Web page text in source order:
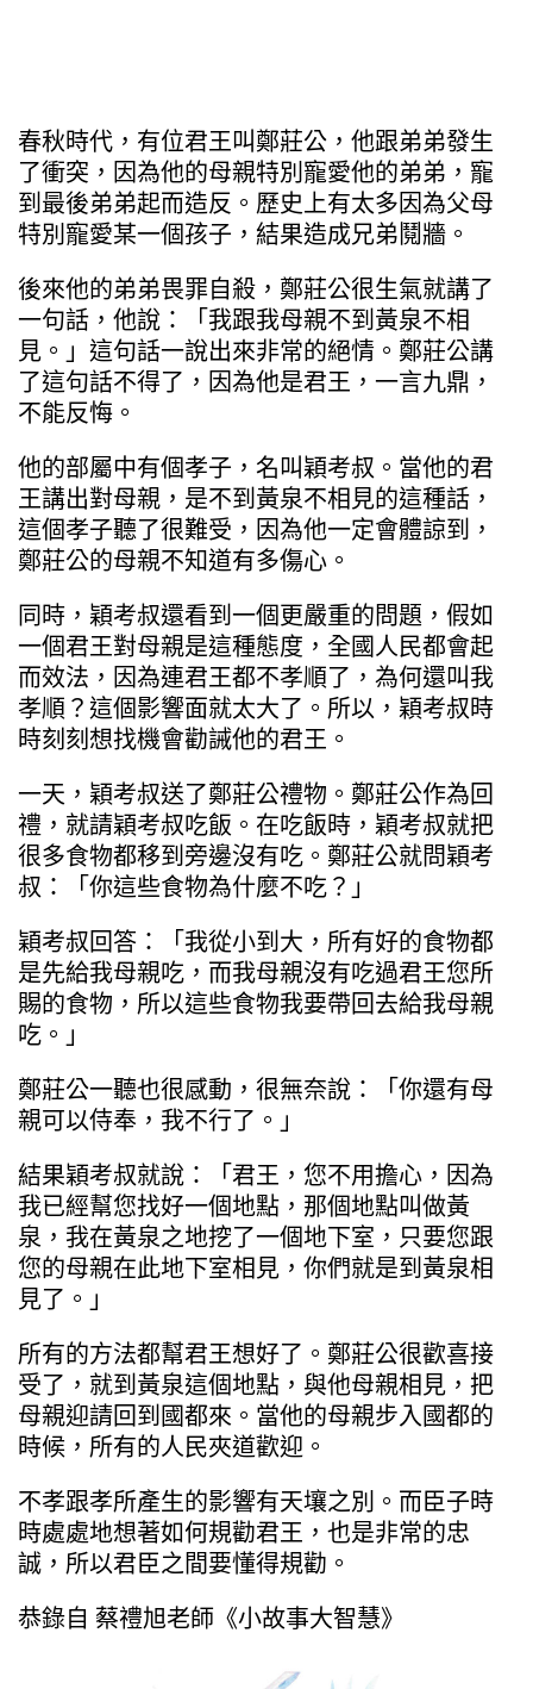
春秋時代，有位君王叫鄭莊公，他跟弟弟發生
了衝突，因為他的母親特別寵愛他的弟弟，寵
到最後弟弟起而造反。歷史上有太多因為父母
特別寵愛某一個孩子，結果造成兄弟鬩牆。
後來他的弟弟畏罪自殺，鄭莊公很生氣就講了
一句話，他說：「我跟我母親不到黃泉不相
見。」這句話一說出來非常的絕情。鄭莊公講
了這句話不得了，因為他是君王，一言九鼎，
不能反悔。
他的部屬中有個孝子，名叫穎考叔。當他的君
王講出對母親，是不到黃泉不相見的這種話，
這個孝子聽了很難受，因為他一定會體諒到，
鄭莊公的母親不知道有多傷心。
同時，穎考叔還看到一個更嚴重的問題，假如
一個君王對母親是這種態度，全國人民都會起
而效法，因為連君王都不孝順了，為何還叫我
孝順？這個影響面就太大了。所以，穎考叔時
時刻刻想找機會勸誡他的君王。
一天，穎考叔送了鄭莊公禮物。鄭莊公作為回
禮，就請穎考叔吃飯。在吃飯時，穎考叔就把
很多食物都移到旁邊沒有吃。鄭莊公就問穎考
叔：「你這些食物為什麼不吃？」
穎考叔回答：「我從小到大，所有好的食物都
是先給我母親吃，而我母親沒有吃過君王您所
賜的食物，所以這些食物我要帶回去給我母親
吃。」
鄭莊公一聽也很感動，很無奈說：「你還有母
親可以侍奉，我不行了。」
結果穎考叔就說：「君王，您不用擔心，因為
我已經幫您找好一個地點，那個地點叫做黃
泉，我在黃泉之地挖了一個地下室，只要您跟
您的母親在此地下室相見，你們就是到黃泉相
見了。」
所有的方法都幫君王想好了。鄭莊公很歡喜接
受了，就到黃泉這個地點，與他母親相見，把
母親迎請回到國都來。當他的母親步入國都的
時候，所有的人民夾道歡迎。
不孝跟孝所產生的影響有天壤之別。而臣子時
時處處地想著如何規勸君王，也是非常的忠
誠，所以君臣之間要懂得規勸。
恭錄自 蔡禮旭老師《小故事大智慧》